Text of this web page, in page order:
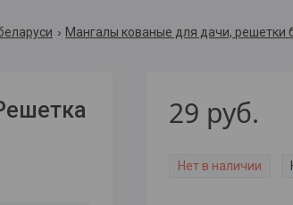
Мангалы кованые для дачи, решетки
29 руб.
Нет в наличии